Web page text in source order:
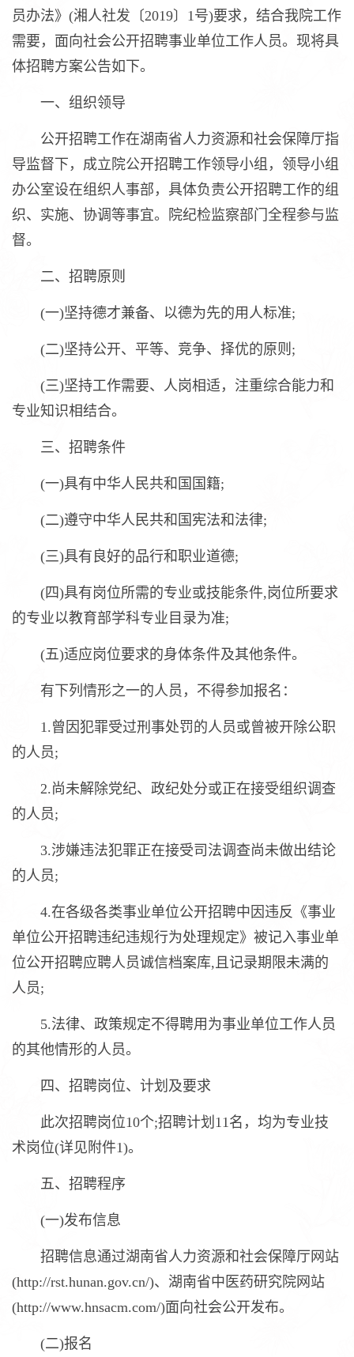
员办法》(湘人社发〔2019〕1号)要求，结合我院工作
需要，面向社会公开招聘事业单位工作人员。现将具
体招聘方案公告如下。
一、组织领导
公开招聘工作在湖南省人力资源和社会保障厅指
导监督下，成立院公开招聘工作领导小组，领导小组
办公室设在组织人事部，具体负责公开招聘工作的组
织、实施、协调等事宜。院纪检监察部门全程参与监
督。
二、招聘原则
(一)坚持德才兼备、以德为先的用人标准;
(二)坚持公开、平等、竞争、择优的原则;
(三)坚持工作需要、人岗相适，注重综合能力和
专业知识相结合。
三、招聘条件
(一)具有中华人民共和国国籍;
(二)遵守中华人民共和国宪法和法律;
(三)具有良好的品行和职业道德;
(四)具有岗位所需的专业或技能条件,岗位所要求
的专业以教育部学科专业目录为准;
(五)适应岗位要求的身体条件及其他条件。
有下列情形之一的人员，不得参加报名：
1.曾因犯罪受过刑事处罚的人员或曾被开除公职
的人员;
2.尚未解除党纪、政纪处分或正在接受组织调查
的人员;
3.涉嫌违法犯罪正在接受司法调查尚未做出结论
的人员;
4.在各级各类事业单位公开招聘中因违反《事业
单位公开招聘违纪违规行为处理规定》被记入事业单
位公开招聘应聘人员诚信档案库,且记录期限未满的
人员;
5.法律、政策规定不得聘用为事业单位工作人员
的其他情形的人员。
四、招聘岗位、计划及要求
此次招聘岗位10个;招聘计划11名，均为专业技
术岗位(详见附件1)。
五、招聘程序
(一)发布信息
招聘信息通过湖南省人力资源和社会保障厅网站
(http://rst.hunan.gov.cn/)、湖南省中医药研究院网站
(http://www.hnsacm.com/)面向社会公开发布。
(二)报名